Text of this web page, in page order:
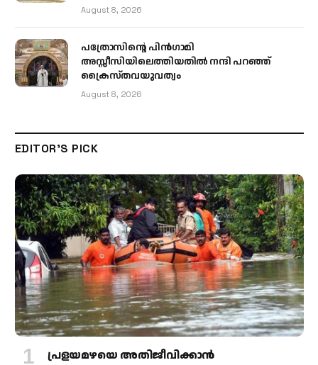
August 8, 2026
പത്രോസിന്റെ പിൻഗാമി
അസ്സീസിയിലെത്തിയതിൽ നന്ദി പറഞ്ഞ്
ക്രൈസ്തവയുവത്വം
August 8, 2026
EDITOR'S PICK
പ്രളയമഴയെ അതിജീവിക്കാന്‍